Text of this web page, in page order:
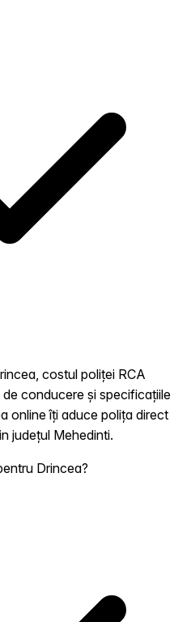
costul poliței RCA
conducere și specificațiile
online îți aduce polița direct
județul Mehedinti.
Drincea?